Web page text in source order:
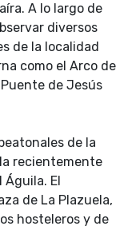
A lo largo de
diversos
de la localidad
como el Arco de
de Jesús
de la
recientemente
Águila. El
de La Plazuela,
hosteleros y de